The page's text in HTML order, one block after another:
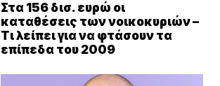
Στα 156 δισ. ευρώ οι
καταθέσεις των νοικοκυριών –
Τι λείπει για να φτάσουν τα
επίπεδα του 2009